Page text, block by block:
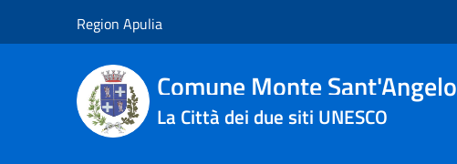
Region Apulia
Comune Monte Sant'Angelo
La Città dei due siti UNESCO